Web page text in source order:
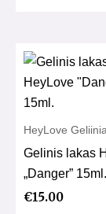
HeyLove
Gelinis lakas
„Danger” 15ml.
€15.00